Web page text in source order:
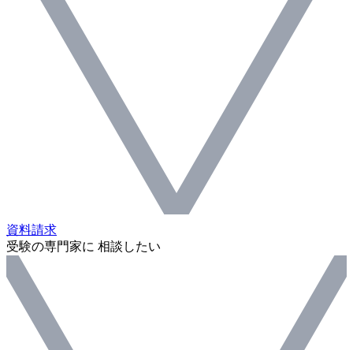
資料請求
受験の専門家に 相談したい